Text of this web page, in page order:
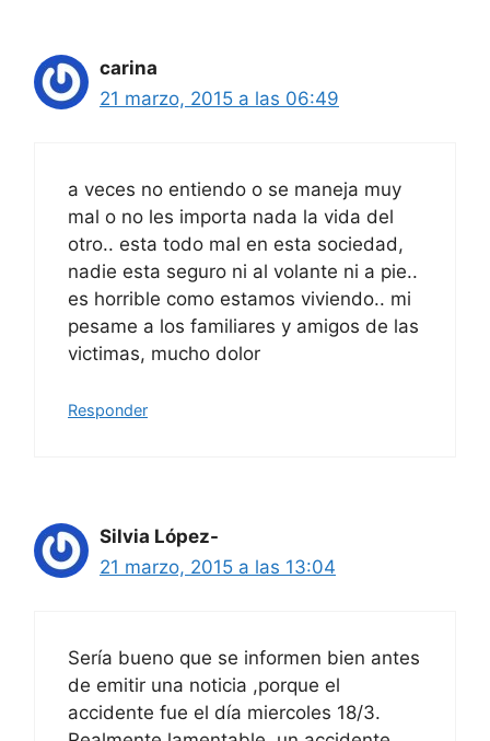
carina
21 marzo, 2015 a las 06:49
a veces no entiendo o se maneja muy
mal o no les importa nada la vida del
otro.. esta todo mal en esta sociedad,
nadie esta seguro ni al volante ni a pie..
es horrible como estamos viviendo.. mi
pesame a los familiares y amigos de las
victimas, mucho dolor
Responder
Silvia López-
21 marzo, 2015 a las 13:04
Sería bueno que se informen bien antes
de emitir una noticia ,porque el
accidente fue el día miercoles 18/3.